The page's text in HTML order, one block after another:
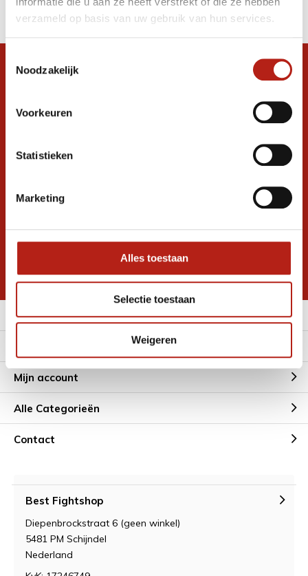
verzameld op basis van uw gebruik van hun services.
Noodzakelijk
Voorkeuren
Statistieken
Marketing
Alles toestaan
Selectie toestaan
Weigeren
Filter
Sorteren op
Snel antwoord op je vraag?
graag verder. 24/7
Ontvang de nieuwste aanbiedingen en
Inschrijven voor
* Lees hier de wettelijke beperkingen
Meer informatie
Mijn account
Alle Categorieën
Contact
Best Fightshop
Diepenbrockstraat 6 (geen winkel)
5481 PM Schijndel
Nederland